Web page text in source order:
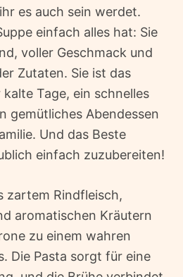
es auch sein werdet.
einfach alles hat: Sie
voller Geschmack und
Zutaten. Sie ist das
Tage, ein schnelles
gemütliches Abendessen
Und das Beste
einfach zuzubereiten!
zartem Rindfleisch,
aromatischen Kräutern
zu einem wahren
Die Pasta sorgt für eine